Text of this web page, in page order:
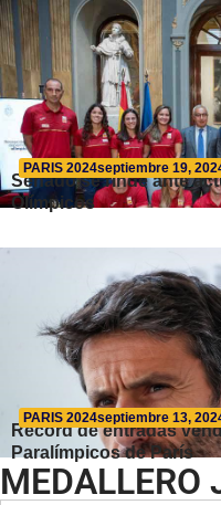
PARIS 2024septiembre 19,
Senado se rinde ante
Olímpicos
PARIS 2024septiembre 13,
Récord de entradas
Paralímpicos de París
MEDALLERO